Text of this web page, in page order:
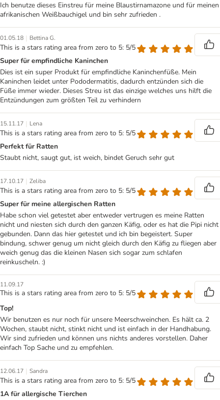
Ich benutze dieses Einstreu für meine Blaustirnamazone und für meinen
afrikanischen Weißbauchigel und bin sehr zufrieden .
01.05.18 | Bettina G.
This is a stars rating area from zero to 5: 5/5
Super für empfindliche Kaninchen
Dies ist ein super Produkt für empfindliche Kaninchenfüße. Mein
Kaninchen leidet unter Pododermatitis, dadurch entzünden sich die
Füße immer wieder. Dieses Streu ist das einzige welches uns hilft die
Entzündungen zum größten Teil zu verhindern
15.11.17 | Lena
This is a stars rating area from zero to 5: 5/5
Perfekt für Ratten
Staubt nicht, saugt gut, ist weich, bindet Geruch sehr gut
17.10.17 | Zeliba
This is a stars rating area from zero to 5: 5/5
Super für meine allergischen Ratten
Habe schon viel getestet aber entweder vertrugen es meine Ratten
nicht und niesten sich durch den ganzen Käfig, oder es hat die Pipi nicht
gebunden. Dann das hier getestet und ich bin begeistert. Super
bindung, schwer genug um nicht gleich durch den Käfig zu fliegen aber
weich genug das die kleinen Nasen sich sogar zum schlafen
reinkuscheln. :)
11.09.17
This is a stars rating area from zero to 5: 5/5
Top!
Wir benutzen es nur noch für unsere Meerschweinchen. Es hält ca. 2
Wochen, staubt nicht, stinkt nicht und ist einfach in der Handhabung.
Wir sind zufrieden und können uns nichts anderes vorstellen. Daher
einfach Top Sache und zu empfehlen.
12.06.17 | Sandra
This is a stars rating area from zero to 5: 5/5
1A für allergische Tierchen